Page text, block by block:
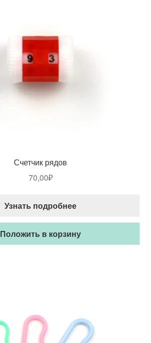
Счетчик рядов
70,00₽
Узнать подробнее
Положить в корзину